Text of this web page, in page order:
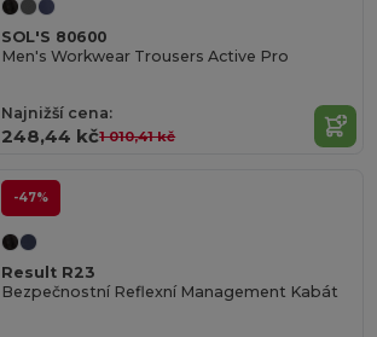
SOL'S 80600
Men's Workwear Trousers Active Pro
Najnižší cena:
248,44 kč1 010,41 kč
-47%
Result R23
Bezpečnostní Reflexní Management Kabát